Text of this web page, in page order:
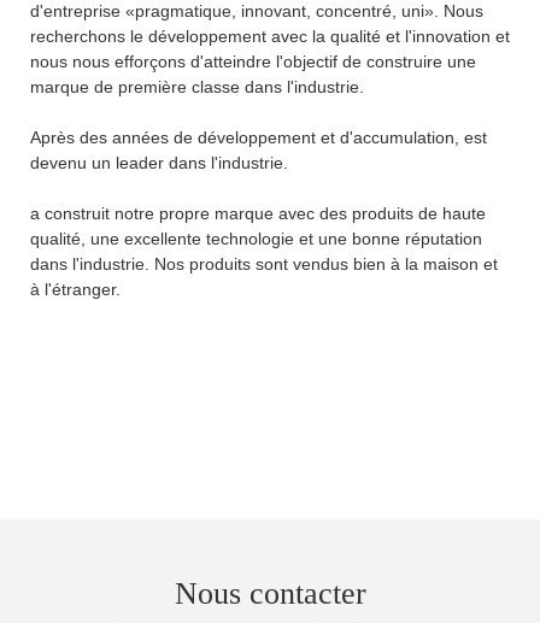
d'entreprise «pragmatique, innovant, concentré, uni». Nous
recherchons le développement avec la qualité et l'innovation et
nous nous efforçons d'atteindre l'objectif de construire une
marque de première classe dans l'industrie.
Après des années de développement et d'accumulation, est
devenu un leader dans l'industrie.
a construit notre propre marque avec des produits de haute
qualité, une excellente technologie et une bonne réputation
dans l'industrie. Nos produits sont vendus bien à la maison et
à l'étranger.
Nous contacter